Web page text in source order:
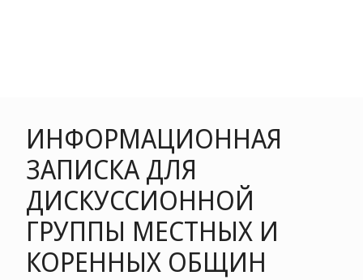
ИНФОРМАЦИОННАЯ
ЗАПИСКА ДЛЯ
ДИСКУССИОННОЙ
ГРУППЫ МЕСТНЫХ И
КОРЕННЫХ ОБЩИН